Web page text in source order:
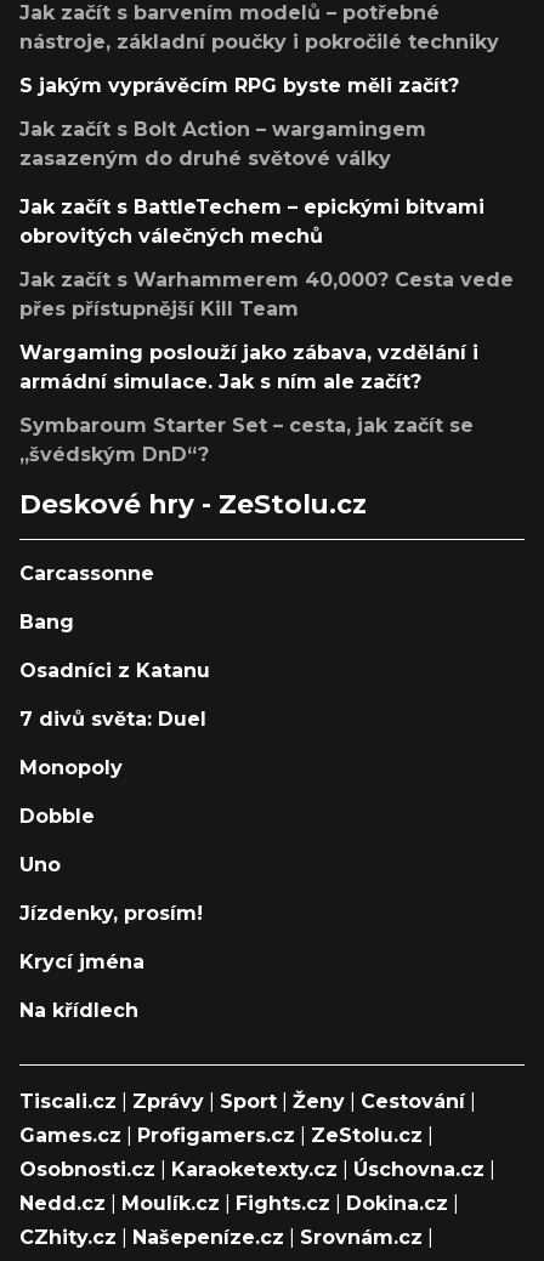
Jak začít s barvením modelů – potřebné
nástroje, základní poučky i pokročilé techniky
S jakým vyprávěcím RPG byste měli začít?
Jak začít s Bolt Action – wargamingem
zasazeným do druhé světové války
Jak začít s BattleTechem – epickými bitvami
obrovitých válečných mechů
Jak začít s Warhammerem 40,000? Cesta vede
přes přístupnější Kill Team
Wargaming poslouží jako zábava, vzdělání i
armádní simulace. Jak s ním ale začít?
Symbaroum Starter Set – cesta, jak začít se
„švédským DnD“?
Deskové hry - ZeStolu.cz
Carcassonne
Bang
Osadníci z Katanu
7 divů světa: Duel
Monopoly
Dobble
Uno
Jízdenky, prosím!
Krycí jména
Na křídlech
Tiscali.cz Zprávy Sport Ženy Cestování|
Games.cz
Profigamers.cz ZeStolu.cz
Osobnosti.cz
Karaoketexty.cz Úschovna.cz
Nedd.cz
Moulík.cz Fights.cz Dokina.cz
CZhity.cz
Našepeníze.cz Srovnám.cz